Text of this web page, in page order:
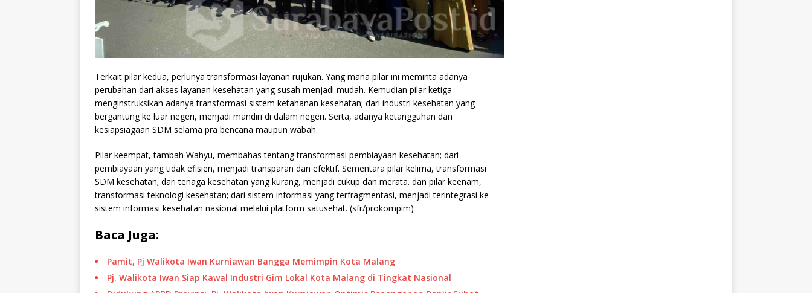
Terkait pilar kedua, perlunya transformasi layanan rujukan. Yang mana pilar ini meminta adanya
perubahan dari akses layanan kesehatan yang susah menjadi mudah. Kemudian pilar ketiga
menginstruksikan adanya transformasi sistem ketahanan kesehatan; dari industri kesehatan yang
bergantung ke luar negeri, menjadi mandiri di dalam negeri. Serta, adanya ketangguhan dan
kesiapsiagaan SDM selama pra bencana maupun wabah.
Pilar keempat, tambah Wahyu, membahas tentang transformasi pembiayaan kesehatan; dari
pembiayaan yang tidak efisien, menjadi transparan dan efektif. Sementara pilar kelima, transformasi
SDM kesehatan; dari tenaga kesehatan yang kurang, menjadi cukup dan merata. dan pilar keenam,
transformasi teknologi kesehatan; dari sistem informasi yang terfragmentasi, menjadi terintegrasi ke
sistem informasi kesehatan nasional melalui platform satusehat. (sfr/prokompim)
Baca Juga:
Pamit, Pj Walikota Iwan Kurniawan Bangga Memimpin Kota Malang
Pj. Walikota Iwan Siap Kawal Industri Gim Lokal Kota Malang di Tingkat Nasional